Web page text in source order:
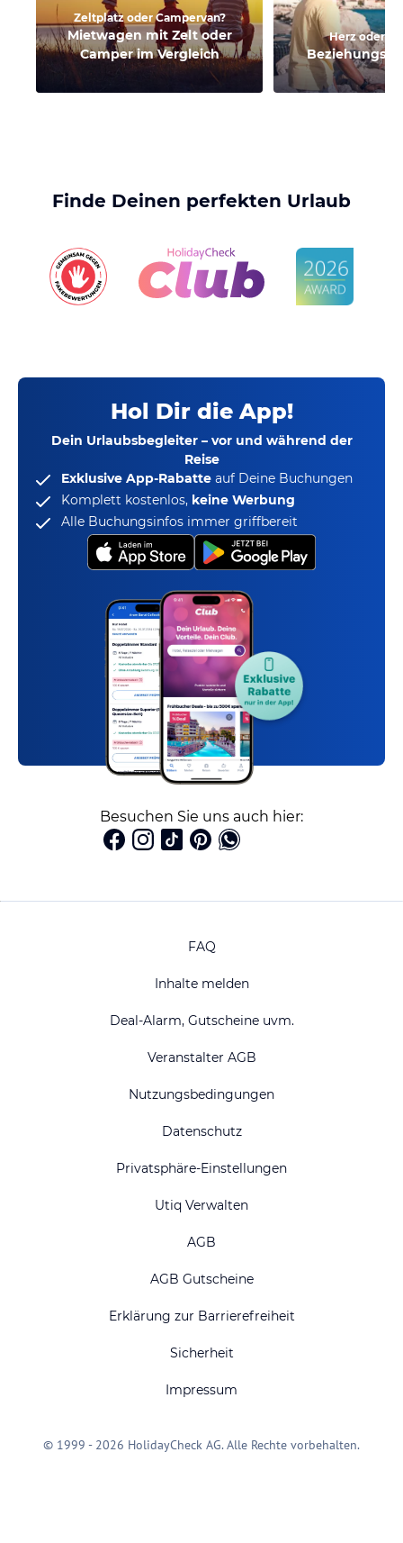
Zeltplatz oder Campervan?
Mietwagen mit Zelt oder
Camper im Vergleich
Herz oder
Finde Deinen perfekten Urlaub
Hol Dir die App!
Dein Urlaubsbegleiter – vor und während der
Reise
Exklusive App-Rabatte auf Deine Buchungen
Komplett kostenlos, keine Werbung
Alle Buchungsinfos immer griffbereit
Besuchen Sie uns auch hier:
FAQ
Inhalte melden
Deal-Alarm, Gutscheine uvm.
Veranstalter AGB
Nutzungsbedingungen
Datenschutz
Privatsphäre-Einstellungen
Utiq Verwalten
AGB
AGB Gutscheine
Erklärung zur Barrierefreiheit
Sicherheit
Impressum
© 1999 - 2026 HolidayCheck AG. Alle Rechte vorbehalten.